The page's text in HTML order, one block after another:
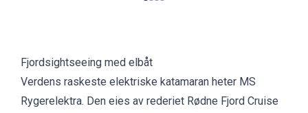
0123
Fjordsightseeing med elbåt
Verdens raskeste elektriske katamaran heter MS
Rygerelektra. Den eies av rederiet Rødne Fjord Cruise